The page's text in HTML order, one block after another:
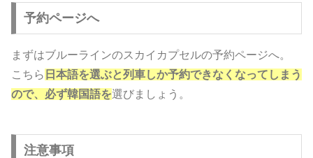
予約ページへ
まずはブルーラインのスカイカプセルの予約ページへ。
こちら 日本語を選ぶと列車しか予約できなくなってしまう
ので、必ず韓国語を選びましょう。
注意事項